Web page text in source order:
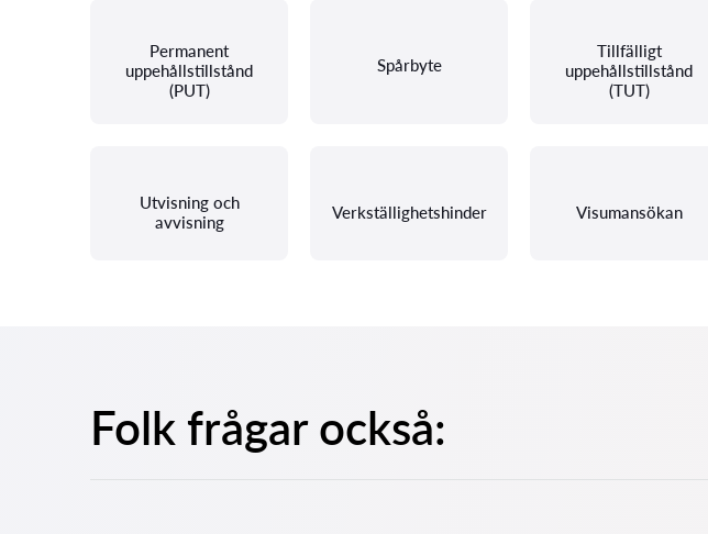
Permanent
uppehållstillstånd
(PUT)
Spårbyte
Tillfälligt
uppehållstillstånd
(TUT)
Utvisning och
avvisning
Verkställighetshinder Visumansökan
Folk frågar också: